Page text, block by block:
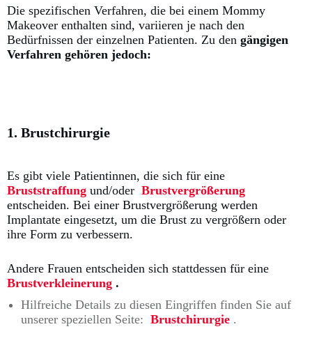
Die spezifischen Verfahren, die bei einem Mommy
Makeover enthalten sind, variieren je nach den
Bedürfnissen der einzelnen Patienten. Zu den gängigen
Verfahren gehören jedoch:
1. Brustchirurgie
Es gibt viele Patientinnen, die sich für eine
Bruststraffung und/oder Brustvergrößerung
entscheiden. Bei einer Brustvergrößerung werden
Implantate eingesetzt, um die Brust zu vergrößern oder
ihre Form zu verbessern.
Andere Frauen entscheiden sich stattdessen für eine
Brustverkleinerung .
Hilfreiche Details zu diesen Eingriffen finden Sie auf
unserer speziellen Seite: Brustchirurgie .